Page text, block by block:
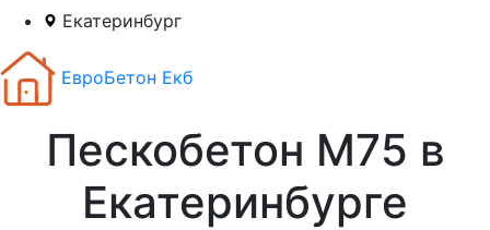
Екатеринбург
ЕвроБетон Екб
Пескобетон М75 в
Екатеринбурге